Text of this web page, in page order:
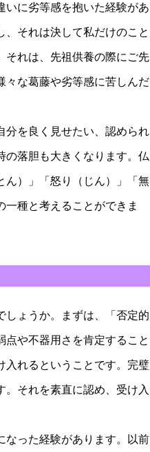
いに劣等感を抱いた経験があ
、それは決して私だけのこと
それは、先祖供養の際にご先
々な葛藤や劣等感に苦しんだ
分を良く見せたい、認められ
の落胆も大きくなります。仏
ん）」「怒り（じん）」「無
種と考えることができま
しょうか。まずは、「否定的
や不器用さを肯定すること
入れるということです。完璧
それを素直に認め、受け入
なった経験があります。以前